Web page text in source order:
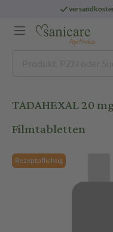
TADAHEXAL 20
Filmtabletten
Rezeptpflichtig